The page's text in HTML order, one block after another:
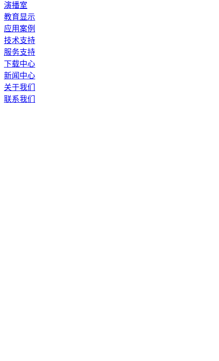
演播室
教育显示
应用案例
技术支持
服务支持
下载中心
新闻中心
关于我们
联系我们